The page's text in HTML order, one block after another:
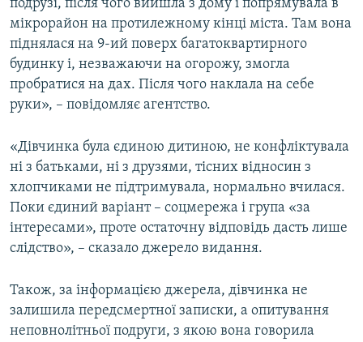
Усі сайти RFE/RL
подрузі, після чого вийшла з дому і попрямувала в
мікрорайон на протилежному кінці міста. Там вона
піднялася на 9-ий поверх багатоквартирного
будинку і, незважаючи на огорожу, змогла
пробратися на дах. Після чого наклала на себе
руки», – повідомляє агентство.
«Дівчинка була єдиною дитиною, не конфліктувала
ні з батьками, ні з друзями, тісних відносин з
хлопчиками не підтримувала, нормально вчилася.
Поки єдиний варіант – соцмережа і група «за
інтересами», проте остаточну відповідь дасть лише
слідство», – сказало джерело видання.
Також, за інформацією джерела, дівчинка не
залишила передсмертної записки, а опитування
неповнолітньої подруги, з якою вона говорила